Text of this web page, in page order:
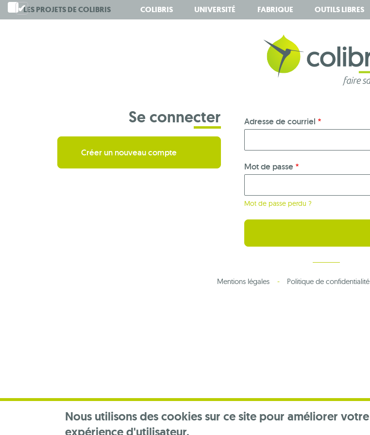
Nous utilisons des cookies sur ce site pour améliorer votre
expérience d'utilisateur.
LES PROJETS DECOLIBRIS COLIBRIS UNIVERSITÉ FABRIQUE OUTILS LIBRES
Se connecter
Créer un nouveau compte
Adresse de courriel
Mot de passe
Mot de passe perdu ?
Mentions légales Politique de confidentialité